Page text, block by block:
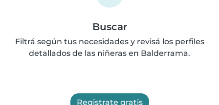
Buscar
Filtrá según tus necesidades y revisá los perfiles
detallados de las niñeras en Balderrama.
Registrate gratis